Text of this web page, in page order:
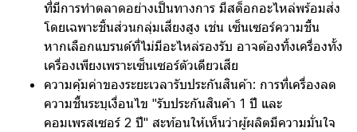
ที่มีการทำตลาดอย่างเป็นทางการ มีสต็อกอะไหล่พร้อมส่ง
โดยเฉพาะชิ้นส่วนกลุ่มเสี่ยงสูง เช่น เซ็นเซอร์ความชื้น
หากเลือกแบรนด์ที่ไม่มีอะไหล่รองรับ อาจต้องทิ้งเครื่องทั้ง
เครื่องเพียงเพราะเซ็นเซอร์ตัวเดียวเสีย
ความคุ้มค่าของระยะเวลารับประกันสินค้า: การที่เครื่องลด
ความชื้นระบุเงื่อนไข "รับประกันสินค้า 1 ปี และ
คอมเพรสเซอร์ 2 ปี" สะท้อนให้เห็นว่าผู้ผลิตมีความมั่นใจ